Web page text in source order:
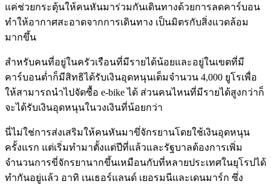
แค่ช่วยกระตุ้นให้คนหันมาร่วมกันเดินทางด้วยการลดคาร์บอน
ทำให้อากาศสะอาดจากการเดินทาง เป็นมิตรกับสิ่งแวดล้อม
มากขึ้น
สำหรับคนที่อยู่ในครัวเรือนที่มีรายได้น้อยและอยู่ในเขตที่มี
คาร์บอนต่ำก็มีสิทธิได้รับเงินอุดหนุนเต็มจำนวน 4,000 ยูโรเพื่อ
ให้สามารถนำไปจัดซื้อ e-bike ได้ ส่วนคนไหนที่มีรายได้สูงกว่าก็
จะได้รับเงินอุดหนุนในวงเงินที่น้อยกว่า
นี่ไม่ใช่การส่งเสริมให้คนหันมาขึ่จักรยานโดยใช้เงินอุดหนุน
ครั้งแรก แต่เริ่มทำมาตั้งแต่ปีที่แล้วและรัฐบาลต้องการเพิ่ม
จำนวนการขี่จักรยานากขึ้นเหมือนกับที่หลายประเทศในยุโรปได้
ทำกันอยู่แล้ว อาทิ เนเธอร์แลนด์ เยอรมนีและเดนมาร์ก ซึ่ง